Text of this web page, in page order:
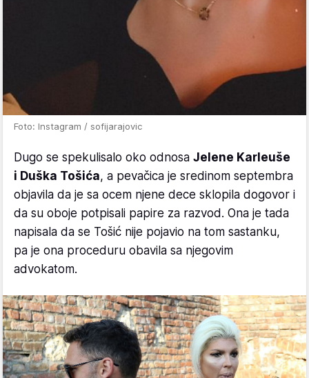
Foto: Instagram / sofijarajovic
Dugo se spekulisalo oko odnosa Jelene Karleuše
i Duška Tošića, a pevačica je sredinom septembra
objavila da je sa ocem njene dece sklopila dogovor i
da su oboje potpisali papire za razvod. Ona je tada
napisala da se Tošić nije pojavio na tom sastanku,
pa je ona proceduru obavila sa njegovim
advokatom.